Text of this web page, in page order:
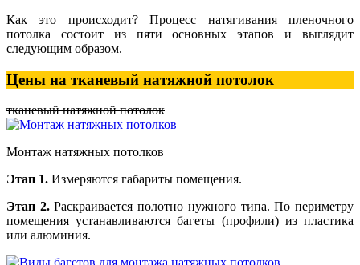
Как это происходит? Процесс натягивания пленочного
потолка состоит из пяти основных этапов и выглядит
следующим образом.
Цены на тканевый натяжной потолок
тканевый натяжной потолок
Монтаж натяжных потолков
Этап 1. Измеряются габариты помещения.
Этап 2.Раскраивается полотно нужного типа. По периметру
помещения устанавливаются багеты (профили) из пластика
или алюминия.